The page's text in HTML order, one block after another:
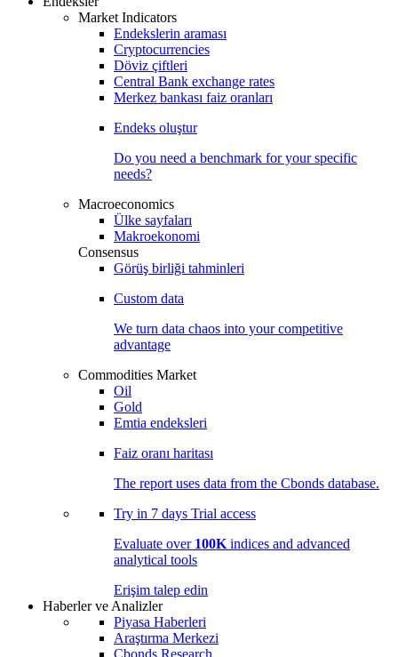
Market Indicators
Endekslerin araması
Cryptocurrencies
Döviz çiftleri
Central Bank exchange rates
Merkez bankası faiz oranları
Endeks oluştur
Do you need a benchmark for your specific
needs?
Macroeconomics
Ülke sayfaları
Makroekonomi
Consensus
Görüş birliği tahminleri
Custom data
We turn data chaos into your competitive
advantage
Commodities Market
Oil
Gold
Emtia endeksleri
Faiz oranı haritası
The report uses data from the Cbonds database.
Try in 7 days Trial access
Evaluate over 100K indices and advanced
analytical tools
Erişim talep edin
Haberler ve Analizler
Piyasa Haberleri
Araştırma Merkezi
Cbonds Research